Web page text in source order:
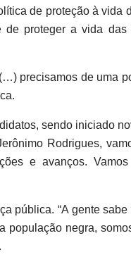
de proteção à vida
proteger a vida das
precisamos de uma
sendo iniciado
Rodrigues,
e avanços.
pública. “A gente
população negra,